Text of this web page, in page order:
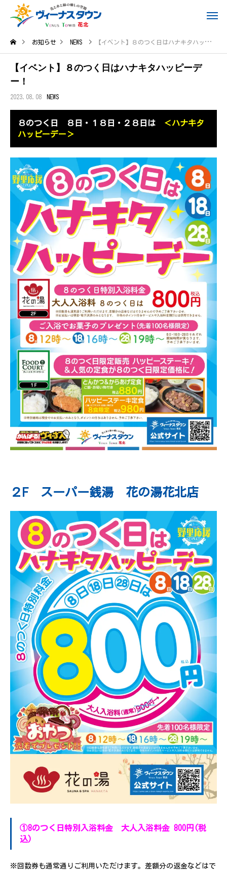
お知らせ NEWS 【イベント】８のつく日はハナキタハッピーデー！
【イベント】８のつく日はハナキタハッピーデ
ー！
2023.08.08 NEWS
８のつく日 ８日・１８日・２８日は
＜ハナキタ
ハッピーデー＞
２F スーパー銭湯 花の湯花北店
①8のつく日特別入浴料金 大人入浴料金 800円(税
込)
※回数券も通常通りご利用いただけます。差額分の返金などはで